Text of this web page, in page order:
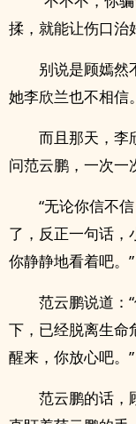
揉，就能让伤口治
别说是顾嫣然
她李欣兰也不相信。
而且那天，李
问范云鹏，一次一
“无论你信不
了，反正一句话，
你静静地看着吧。”
范云鹏说道：
下，已经脱离生命
醒来，你放心吧。”
范云鹏的话，